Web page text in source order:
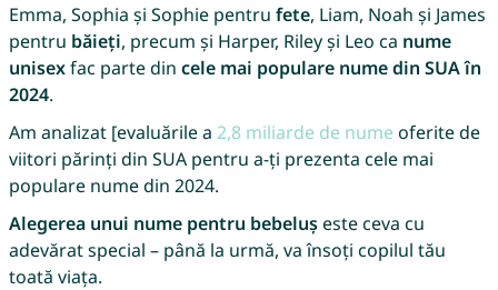
Emma, Sophia și Sophie pentru fete, Liam, Noah și James
pentru băieți, precum și Harper, Riley și Leo ca nume
unisexfac parte din cele mai populare nume din SUA în
2024.
Am analizat [evaluările a 2,8 miliarde de nume oferite de
viitori părinți din SUA pentru a-ți prezenta cele mai
populare nume din 2024.
Alegerea unui nume pentru bebelușeste ceva cu
adevărat special – până la urmă, va însoți copilul tău
toată viața.